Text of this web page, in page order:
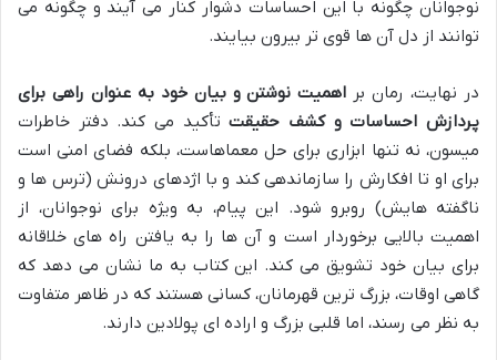
نوجوانان چگونه با این احساسات دشوار کنار می آیند و چگونه می
توانند از دل آن ها قوی تر بیرون بیایند.
در نهایت، رمان بر اهمیت نوشتن و بیان خود به عنوان راهی برای
پردازش احساسات و کشف حقیقتتأکید می کند. دفتر خاطرات
میسون، نه تنها ابزاری برای حل معماهاست، بلکه فضای امنی است
برای او تا افکارش را سازماندهی کند و با اژدهای درونش (ترس ها و
ناگفته هایش) روبرو شود. این پیام، به ویژه برای نوجوانان، از
اهمیت بالایی برخوردار است و آن ها را به یافتن راه های خلاقانه
برای بیان خود تشویق می کند. این کتاب به ما نشان می دهد که
گاهی اوقات، بزرگ ترین قهرمانان، کسانی هستند که در ظاهر متفاوت
به نظر می رسند، اما قلبی بزرگ و اراده ای پولادین دارند.